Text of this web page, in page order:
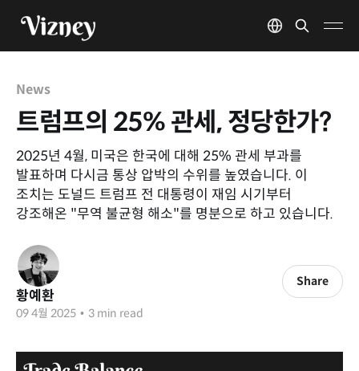
News
트럼프의 25% 관세, 정당한가?
2025년 4월, 미국은 한국에 대해 25% 관세 부과를
발표하며 다시금 통상 압박의 수위를 높였습니다. 이
조치는 도널드 트럼프 전 대통령이 재임 시기부터
강조해온 "무역 불균형 해소"를 명분으로 하고 있습니다.
황예환
09 4월 2025 • 3 min read
Share